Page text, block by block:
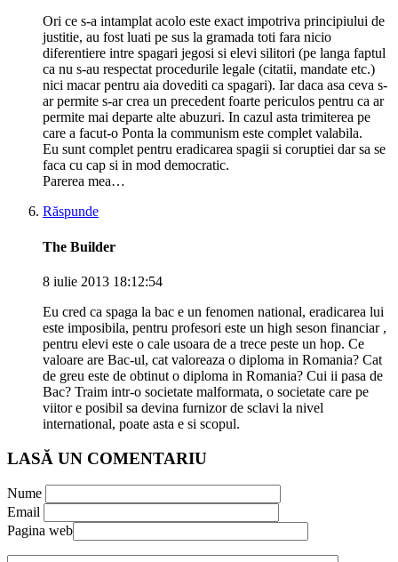
Ori ce s-a intamplat acolo este exact impotriva principiului de
justitie, au fost luati pe sus la gramada toti fara nicio
diferentiere intre spagari jegosi si elevi silitori (pe langa faptul
ca nu s-au respectat procedurile legale (citatii, mandate etc.)
nici macar pentru aia dovediti ca spagari). Iar daca asa ceva s-
ar permite s-ar crea un precedent foarte periculos pentru ca ar
permite mai departe alte abuzuri. In cazul asta trimiterea pe
care a facut-o Ponta la communism este complet valabila.
Eu sunt complet pentru eradicarea spagii si coruptiei dar sa se
faca cu cap si in mod democratic.
Parerea mea…
Răspunde
The Builder
8 iulie 2013 18:12:54
Eu cred ca spaga la bac e un fenomen national, eradicarea lui
este imposibila, pentru profesori este un high seson financiar ,
pentru elevi este o cale usoara de a trece peste un hop. Ce
valoare are Bac-ul, cat valoreaza o diploma in Romania? Cat
de greu este de obtinut o diploma in Romania? Cui ii pasa de
Bac? Traim intr-o societate malformata, o societate care pe
viitor e posibil sa devina furnizor de sclavi la nivel
international, poate asta e si scopul.
LASĂ UN COMENTARIU
Nume
Email
Pagina web